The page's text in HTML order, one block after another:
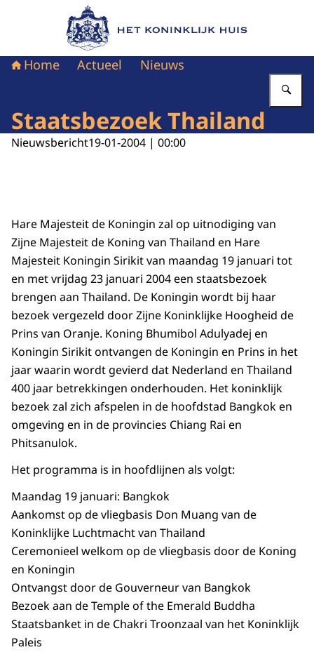
Naar de homepage van Het Koninklijk Huis
Home Actueel Nieuws
Staatsbezoek Thailand
Nieuwsbericht19-01-2004 | 00:00
Hare Majesteit de Koningin zal op uitnodiging van
Zijne Majesteit de Koning van Thailand en Hare
Majesteit Koningin Sirikit van maandag 19 januari tot
en met vrijdag 23 januari 2004 een staatsbezoek
brengen aan Thailand. De Koningin wordt bij haar
bezoek vergezeld door Zijne Koninklijke Hoogheid de
Prins van Oranje. Koning Bhumibol Adulyadej en
Koningin Sirikit ontvangen de Koningin en Prins in het
jaar waarin wordt gevierd dat Nederland en Thailand
400 jaar betrekkingen onderhouden. Het koninklijk
bezoek zal zich afspelen in de hoofdstad Bangkok en
omgeving en in de provincies Chiang Rai en
Phitsanulok.
Het programma is in hoofdlijnen als volgt:
Maandag 19 januari: Bangkok
Aankomst op de vliegbasis Don Muang van de
Koninklijke Luchtmacht van Thailand
Ceremonieel welkom op de vliegbasis door de Koning
en Koningin
Ontvangst door de Gouverneur van Bangkok
Bezoek aan de Temple of the Emerald Buddha
Staatsbanket in de Chakri Troonzaal van het Koninklijk
Paleis